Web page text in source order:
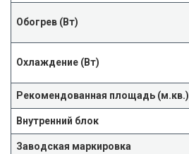
Обогрев (Вт)
Охлаждение (Вт)
Рекомендованная площадь (м.кв.)
Внутренний блок
Заводская маркировка